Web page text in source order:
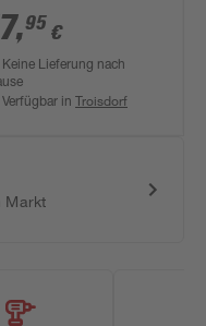
x 25,4 mm
,95 €
Keine Lieferung nach
Verfügbar in Troisdorf
Markt